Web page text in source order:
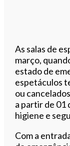
As salas de
março,
estado de
espetáculos
ou
a partir de 01
higiene e
Com a